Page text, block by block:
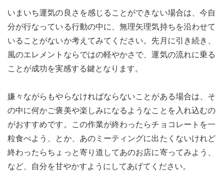
いまいち運気の良さを感じることができない場合は、今自
分が行なっている行動の中に、無理矢理気持ちを沿わせて
いることがないか考えてみてください。先月に引き続き、
風のエレメントならではの軽やかさで、運気の流れに乗る
ことが成功を実感する鍵となります。
嫌々ながらもやらなければならないことがある場合は、そ
の中に何かご褒美や楽しみになるようなことを入れ込むの
がおすすめです。この作業が終わったらチョコレートを一
粒食べよう、とか、あのミーティングに出たくないけれど
終わったらちょっと寄り道してあのお店に寄ってみよう、
など、自分を甘やかすようにしてあげてください。